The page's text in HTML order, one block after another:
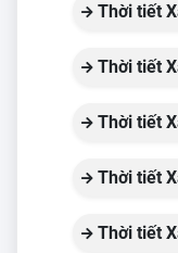
Thời tiết
Thời tiết
Thời tiết
Thời tiết
Thời tiết